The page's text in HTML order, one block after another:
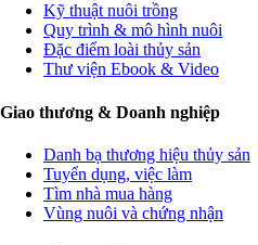
Kỹ thuật nuôi trồng
Quy trình & mô hình nuôi
Đặc điểm loài thủy sản
Thư viện Ebook & Video
Giao thương & Doanh nghiệp
Danh bạ thương hiệu thủy sản
Tuyển dụng, việc làm
Tìm nhà mua hàng
Vùng nuôi và chứng nhận